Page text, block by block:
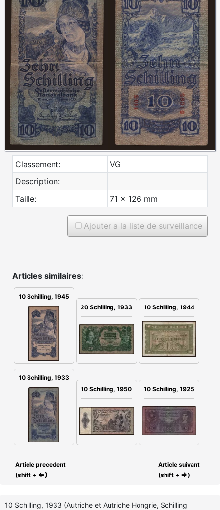
Classement:
VG
Description:
Taille:
71 x 126 mm
Ajouter a la liste de surveillance
Articles similaires:
10 Schilling, 1945
20 Schilling, 1933
10 Schilling, 1944
10 Schilling, 1933
10 Schilling, 1950
10 Schilling, 1925
Article precedent
(shift + ⇐)
Article suivant
(shift + ⇒)
10 Schilling, 1933 (Autriche et Autriche Hongrie, Schilling